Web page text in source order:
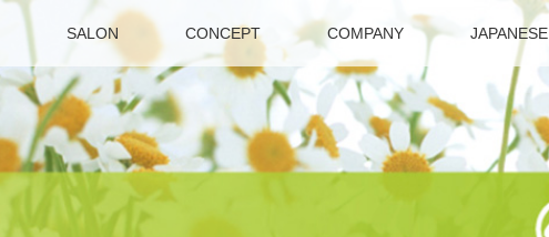
SALON CONCEPT COMPANY JAPANESE